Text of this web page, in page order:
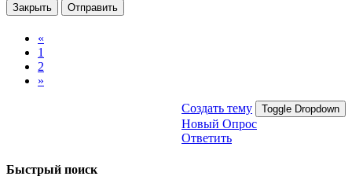
Закрыть Отправить
«
1
2
»
Создать тему Toggle Dropdown
Новый Опрос
Ответить
Быстрый поиск